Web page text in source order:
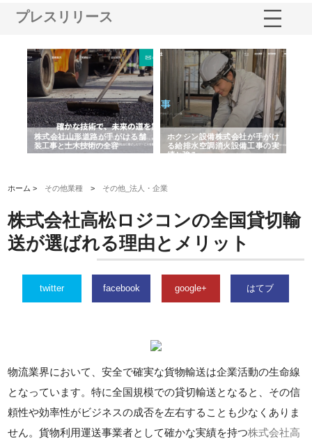
プレスリリース
株式会社山形道路が手がける舗
装工事と土木技術の全容
ホクシン設備株式会社が手がけ
る給排水空調消火設備工事の実
績と強み
ホーム > その他業種 > その他_法人・企業
株式会社高松ロジコンの全国貸切輸
送が選ばれる理由とメリット
twitter facebook google+ はてブ
物流業界において、安全で確実な貨物輸送は企業活動の生命線
となっています。特に全国規模での貸切輸送となると、その信
頼性や効率性がビジネスの成否を左右することも少なくありま
せん。貨物利用運送事業者として確かな実績を持つ株式会社高